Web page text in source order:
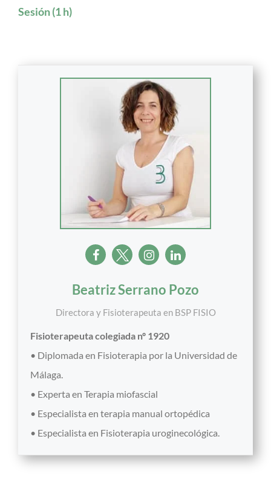
Sesión (1 h)
Beatriz Serrano Pozo
Directora y Fisioterapeuta en BSP FISIO
Fisioterapeuta colegiada nº 1920
• Diplomada en Fisioterapia por la Universidad de
Málaga.
• Experta en Terapia miofascial
• Especialista en terapia manual ortopédica
• Especialista en Fisioterapia uroginecológica.